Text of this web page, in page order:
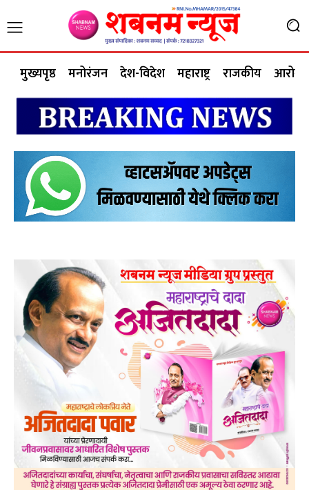
मुख्यपृष्ठ मनोरंजन देश-विदेश महाराष्ट्र राजकीय आरोग्य